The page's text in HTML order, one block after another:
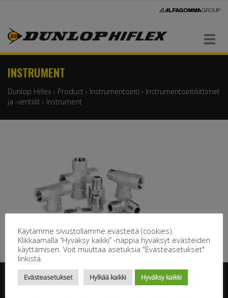
Navigaatio
INSTRUMENT
Dunlop Hiflex › Product › Instrumentointi › Instrumentointiliittimet
ja -ventiilit › Instrument
Käytämme sivustollamme evästeitä (cookies).
Klikkaamalla “Hyväksy kaikki” -nappia hyväksyt evästeiden
käyttämisen. Voit muuttaa asetuksia "Evästeasetukset"
linkistä.
Evästeasetukset Hylkää kaikki Hyväksy kaikki